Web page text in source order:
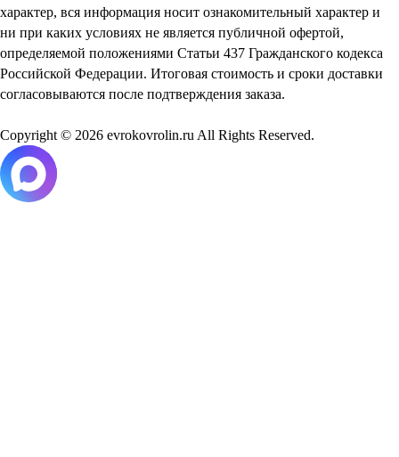
характер, вся информация носит ознакомительный характер и
ни при каких условиях не является публичной офертой,
определяемой положениями Статьи 437 Гражданского кодекса
Российской Федерации. Итоговая стоимость и сроки доставки
согласовываются после подтверждения заказа.
Copyright © 2026 evrokovrolin.ru All Rights Reserved.